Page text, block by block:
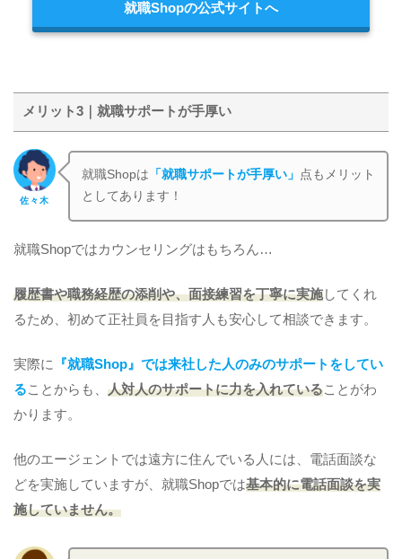
就職Shopの公式サイトへ
メリット3｜就職サポートが手厚い
佐々木
就職Shopは 「就職サポートが手厚い」 点もメリット
としてあります！
就職Shopではカウンセリングはもちろん…
履歴書や職務経歴の添削や、面接練習を丁寧に実施してくれ
るため、初めて正社員を目指す人も安心して相談できます。
実際に
『就職Shop』では来社した人のみのサポートをしてい
ることからも、 人対人のサポートに力を入れていることがわ
かります。
他のエージェントでは遠方に住んでいる人には、電話面談な
どを実施していますが、就職Shopでは基本的に電話面談を実
施していません。